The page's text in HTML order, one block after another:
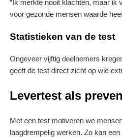
“Ik merkte nooit klachten, maar ik
voor gezonde mensen waarde
Statistieken van de test
Ongeveer vijftig deelnemers
geeft de test direct zicht op wie
Levertest als
Met een test motiveren we
laagdrempelig werken. Zo kan